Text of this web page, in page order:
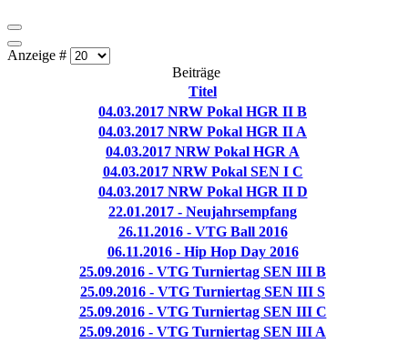
Anzeige #
Beiträge
Titel
04.03.2017 NRW Pokal HGR II B
04.03.2017 NRW Pokal HGR II A
04.03.2017 NRW Pokal HGR A
04.03.2017 NRW Pokal SEN I C
04.03.2017 NRW Pokal HGR II D
22.01.2017 - Neujahrsempfang
26.11.2016 - VTG Ball 2016
06.11.2016 - Hip Hop Day 2016
25.09.2016 - VTG Turniertag SEN III B
25.09.2016 - VTG Turniertag SEN III S
25.09.2016 - VTG Turniertag SEN III C
25.09.2016 - VTG Turniertag SEN III A